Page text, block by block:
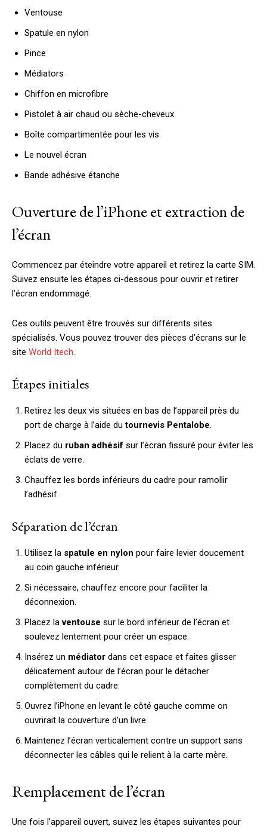
Ventouse
Spatule en nylon
Pince
Médiators
Chiffon en microfibre
Pistolet à air chaud ou sèche-cheveux
Boîte compartimentée pour les vis
Le nouvel écran
Bande adhésive étanche
Ouverture de l’iPhone et extraction de
l’écran
Commencez par éteindre votre appareil et retirez la carte SIM.
Suivez ensuite les étapes ci-dessous pour ouvrir et retirer
l’écran endommagé.
Ces outils peuvent être trouvés sur différents sites
spécialisés. Vous pouvez trouver des pièces d’écrans sur le
site World Itech.
Étapes initiales
Retirez les deux vis situées en bas de l’appareil près du
port de charge à l’aide dutournevis Pentalobe.
Placez du ruban adhésif sur l’écran fissuré pour éviter les
éclats de verre.
Chauffez les bords inférieurs du cadre pour ramollir
l’adhésif.
Séparation de l’écran
Utilisez la spatule en nylon pour faire levier doucement
au coin gauche inférieur.
Si nécessaire, chauffez encore pour faciliter la
déconnexion.
Placez laventouse sur le bord inférieur de l’écran et
soulevez lentement pour créer un espace.
Insérez un médiator dans cet espace et faites glisser
délicatement autour de l’écran pour le détacher
complètement du cadre.
Ouvrez l’iPhone en levant le côté gauche comme on
ouvrirait la couverture d’un livre.
Maintenez l’écran verticalement contre un support sans
déconnecter les câbles qui le relient à la carte mère.
Remplacement de l’écran
Une fois l’appareil ouvert, suivez les étapes suivantes pour